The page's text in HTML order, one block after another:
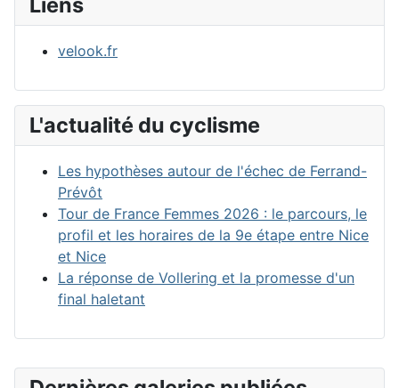
velook.fr
L'actualité du cyclisme
Les hypothèses autour de l'échec de Ferrand-
Prévôt
Tour de France Femmes 2026 : le parcours, le
profil et les horaires de la 9e étape entre Nice
et Nice
La réponse de Vollering et la promesse d'un
final haletant